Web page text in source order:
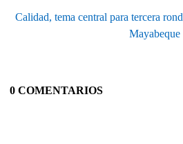
Calidad, tema central para tercera
Mayabeque
0 COMENTARIOS